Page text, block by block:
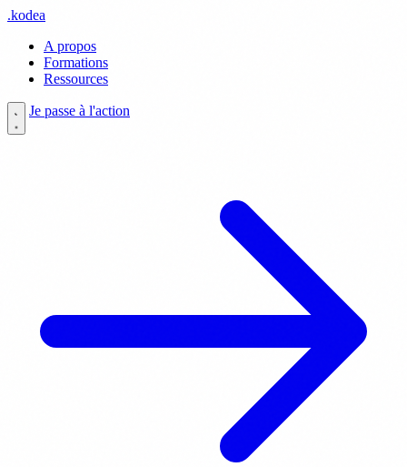
.kodea
A propos
Formations
Ressources
Je passe à l'action